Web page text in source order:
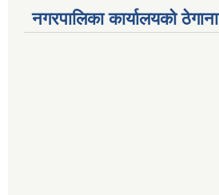
सिभिल बैंक, मेलम्ची
011401055
नगरपालिका कार्यालयको ठेगाना